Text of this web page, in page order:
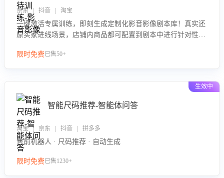
京东 | 抖音 | 淘宝
一键激活专属训练，即刻生成定制化影音影像剧本库！真实还
原买家进线场景，店铺内商品都可配置到剧本中进行针对性训
即开通”，快速获取影音影像类目剧本，一键开启客服培训。
限时免费已售50+
生效中
智能尺码推荐-智能体问答
淘宝 | 京东 | 抖音 | 拼多多
售前机器人 · 尺码推荐 · 自动生成
限时免费已售1230+